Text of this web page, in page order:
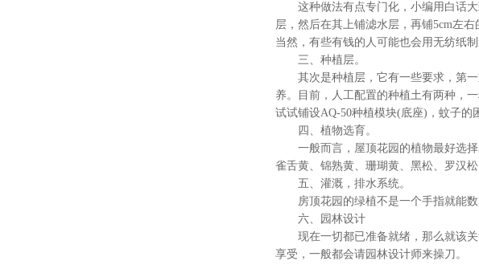
这种做法有点专门化，小编用白话大
层，然后在其上铺滤水层，再铺5cm左右
当然，有些有钱的人可能也会用无纺纸
三、种植层。
其次是种植层，它有一些要求，第一
养。目前，人工配置的种植土有两种，
试试铺设AQ-50种植模块(底座)，蚊子的
四、植物选育。
一般而言，屋顶花园的植物最好选择
雀舌黄、锦熟黄、珊瑚黄、黑松、罗汉松
五、灌溉，排水系统。
房顶花园的绿植不是一个手指就能数
六、园林设计
现在一切都已准备就绪，那么就该关
享受，一般都会请园林设计师来操刀。